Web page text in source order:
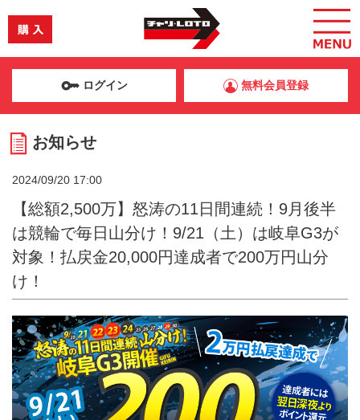
ログイン 無料会員登録
お知らせ
2024/09/20 17:00
【総額2,500万】怒涛の11日間連続！9月後半
は競輪で毎日山分け！9/21（土）は岐阜G3が
対象！払戻金20,000円達成者で200万円山分
け！